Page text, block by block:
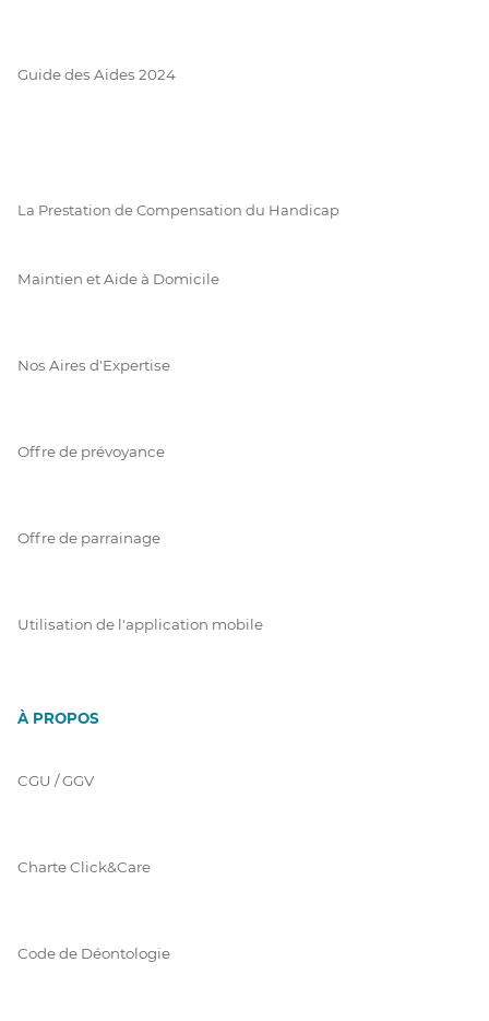
Guide des Aides 2024
La Prestation de Compensation du Handicap
Maintien et Aide à Domicile
Nos Aires d'Expertise
Offre de prévoyance
Offre de parrainage
Utilisation de l'application mobile
À PROPOS
CGU / GGV
Charte Click&Care
Code de Déontologie